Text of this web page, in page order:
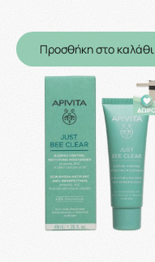
Προσθήκη στο καλάθι